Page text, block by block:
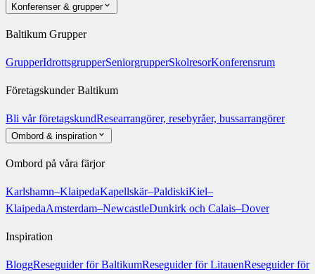
Konferenser & grupper
Baltikum Grupper
GrupperIdrottsgrupperSeniorgrupperSkolresorKonferensrum
Företagskunder Baltikum
Bli vår företagskundResearrangörer, resebyråer, bussarrangörer
Ombord & inspiration
Ombord på våra färjor
Karlshamn–KlaipedaKapellskär–PaldiskiKiel–
KlaipedaAmsterdam–NewcastleDunkirk och Calais–Dover
Inspiration
BloggReseguider för BaltikumReseguider för LitauenReseguider för